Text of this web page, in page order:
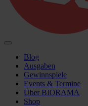
Blog
Ausgaben
Gewinnspiele
Events & Termine
Über BIORAMA
Shop